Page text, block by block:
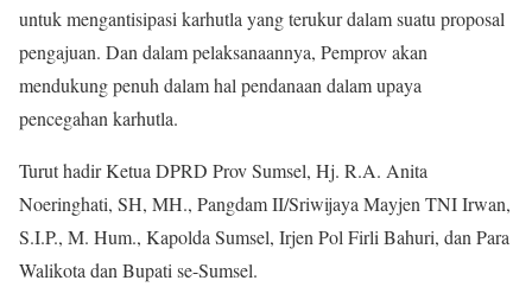
untuk mengantisipasi karhutla yang terukur dalam suatu proposal
pengajuan. Dan dalam pelaksanaannya, Pemprov akan
mendukung penuh dalam hal pendanaan dalam upaya
pencegahan karhutla.
Turut hadir Ketua DPRD Prov Sumsel, Hj. R.A. Anita
Noeringhati, SH, MH., Pangdam II/Sriwijaya Mayjen TNI Irwan,
S.I.P., M. Hum., Kapolda Sumsel, Irjen Pol Firli Bahuri, dan Para
Walikota dan Bupati se-Sumsel.